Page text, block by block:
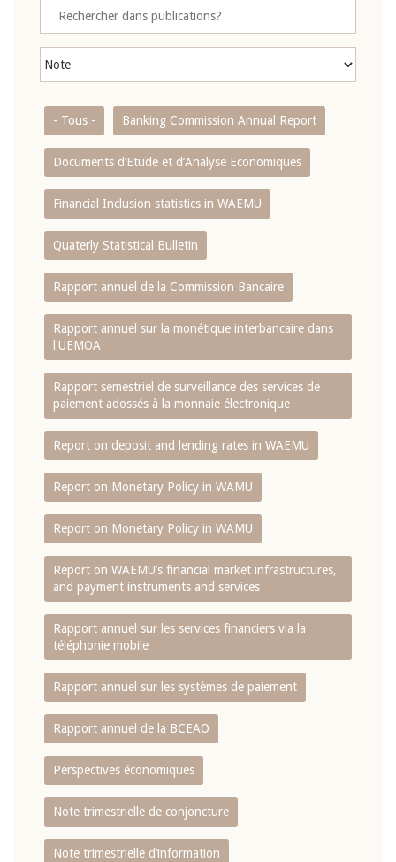
- Tous - Banking Commission Annual Report
Documents d’Etude et d’Analyse Economiques
Financial Inclusion statistics in WAEMU
Quaterly Statistical Bulletin
Rapport annuel de la Commission Bancaire
Rapport annuel sur la monétique interbancaire dans
l'UEMOA
Rapport semestriel de surveillance des services de
paiement adossés à la monnaie électronique
Report on deposit and lending rates in WAEMU
Report on Monetary Policy in WAMU
Report on Monetary Policy in WAMU
Report on WAEMU’s financial market infrastructures,
and payment instruments and services
Rapport annuel sur les services financiers via la
téléphonie mobile
Rapport annuel sur les systèmes de paiement
Rapport annuel de la BCEAO
Perspectives économiques
Note trimestrielle de conjoncture
Note trimestrielle d‘information